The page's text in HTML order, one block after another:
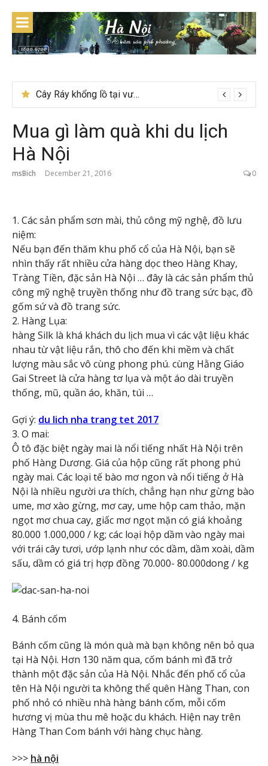
content
Cây Ráy khổng lồ tại vườn Quốc gia Cúc Phương
Mua gì làm quà khi du lịch
Hà Nội
msBich December 21, 2016 0
1. Các sản phẩm sơn mài, thủ công mỹ nghệ, đồ lưu
niệm:
Nếu bạn đến thăm khu phố cổ của Hà Nội, bạn sẽ
nhìn thấy rất nhiều cửa hàng dọc theo Hàng Khay,
Tràng Tiền, đặc sản Hà Nội … đây là các sản phẩm thủ
công mỹ nghệ truyền thống như đồ trang sức bạc, đồ
gốm sứ và đồ trang sức.
2. Hàng Lụa:
hàng Silk là khá khách du lịch mua vì các vật liệu khác
nhau từ vật liệu rắn, thô cho đến khi mềm và chất
lượng màu sắc vô cùng phong phú. cùng Hằng Giáo
Gai Street là cửa hàng tơ lụa và một áo dài truyền
thống, mũ, quần áo, khăn, túi …
Gợi ý: du lich nha trang tet 2017
3. O mai:
Ô tô đặc biệt ngày mai là nổi tiếng nhất Hà Nội trên
phố Hàng Dương. Giá của hộp cũng rất phong phú
ngày mai. Các loại tế bào mơ ngon và nổi tiếng ở Hà
Nội là nhiều người ưa thích, chẳng hạn như gừng bào
ume, mơ xào gừng, mơ cay, ume hộp cam thảo, mặn
ngọt mơ chua cay, giấc mơ ngọt mặn có giá khoảng
80.000 1.000,000 / kg; các loại hộp dầm vào ngày mai
với trái cây tươi, ướp lạnh như cóc dầm, dầm xoài, dầm
sấu, dầm có giá trị hợp đồng 70.000- 80.000dong / kg
4. Bánh cốm
Bánh cốm cũng là món quà mà bạn không nên bỏ qua
tại Hà Nội. Hơn 130 năm qua, cốm bánh mì đã trở
thành một đặc sản của Hà Nội. Nhắc đến phố cổ của
tên Hà Nội người ta không thể quên Hàng Than, con
phố nhỏ có nhiều nhà hàng bánh cốm, mỗi cốm
hương vị mùa thu mê hoặc du khách. Hiện nay trên
Hàng Than Com bánh với hàng chục hàng.
>>> hà nội